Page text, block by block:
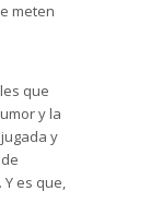
meten
que
y la
y
es que,